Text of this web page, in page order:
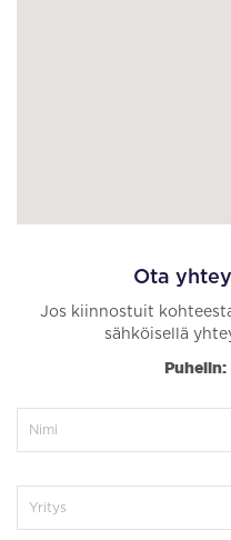
Ota
Jos kiinnostuit
sähköisellä